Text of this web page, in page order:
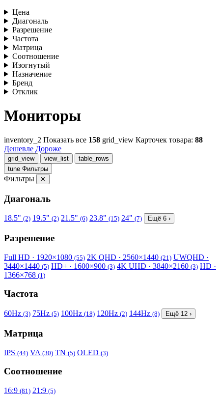
Цена
Диагональ
Разрешение
Частота
Матрица
Соотношение
Изогнутый
Назначение
Бренд
Отклик
Мониторы
inventory_2 Показать все 158 grid_view Карточек товара: 88
Дешевле Дороже
grid_view view_list
table_rows
tune Фильтры
Фильтры ✕
Диагональ
18.5" (2) 19.5" (2) 21.5" (6) 23.8" (15) 24" (7) Ещё 6 ›
Разрешение
Full HD · 1920×1080 (55) 2K QHD · 2560×1440 (21) UWQHD ·
3440×1440 (5) HD+ · 1600×900 (3) 4K UHD · 3840×2160 (3) HD ·
1366×768 (1)
Частота
60Hz (3) 75Hz (5) 100Hz (18) 120Hz (2) 144Hz (8) Ещё 12 ›
Матрица
IPS (44) VA (30) TN (5) OLED (3)
Соотношение
16:9 (81) 21:9 (5)